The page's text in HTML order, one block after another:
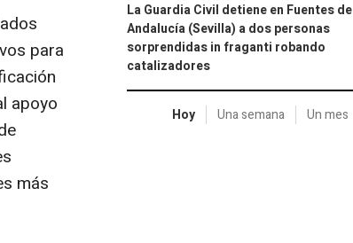
para
apoyo
más
La Guardia Civil detiene en Fuentes de
Andalucía (Sevilla) a dos personas
sorprendidas in fraganti robando
catalizadores
Hoy Una semana Un mes